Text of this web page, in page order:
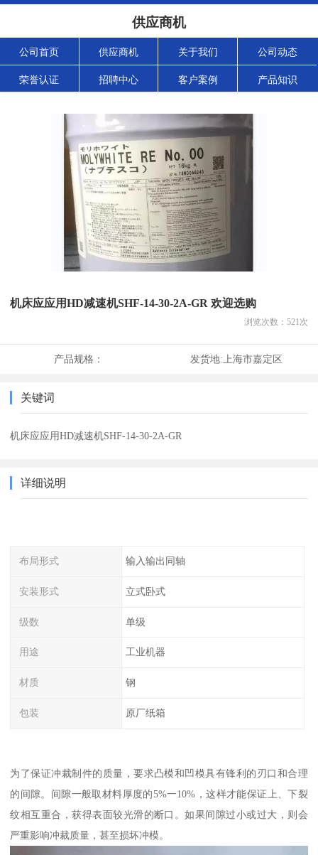
供应商机
公司首页 供应商机 关于我们 公司动态
荣誉认证 招聘中心 客户案例 产品知识
机床应应用HD减速机SHF-14-30-2A-GR 欢迎选购
浏览次数： 521次
产品规格： 发货地: 上海市嘉定区
关键词
机床应应用HD减速机SHF-14-30-2A-GR
详细说明
布局形式 输入输出同轴
安装形式 立式卧式
级数 单级
用途 工业机器
材质 钢
包装 原厂纸箱
为了保证冲裁制件的质量，要求凸模和凹模具有锋利的刃口和合理
的间隙。间隙一般取材料厚度的5%一10%，这样才能保证上、下裂
纹相互重合，获得表面较光滑的断口。如果间隙过小或过大，则会
严重影响冲裁质量，甚至损坏冲模。